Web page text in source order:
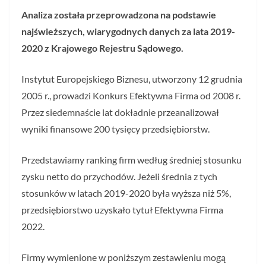
Analiza została przeprowadzona na podstawie
najświeższych, wiarygodnych danych za lata 2019-
2020 z Krajowego Rejestru Sądowego.
Instytut Europejskiego Biznesu, utworzony 12 grudnia
2005 r., prowadzi Konkurs Efektywna Firma od 2008 r.
Przez siedemnaście lat dokładnie przeanalizował
wyniki finansowe 200 tysięcy przedsiębiorstw.
Przedstawiamy ranking firm według średniej stosunku
zysku netto do przychodów. Jeżeli średnia z tych
stosunków w latach 2019-2020 była wyższa niż 5%,
przedsiębiorstwo uzyskało tytuł Efektywna Firma
2022.
Firmy wymienione w poniższym zestawieniu mogą